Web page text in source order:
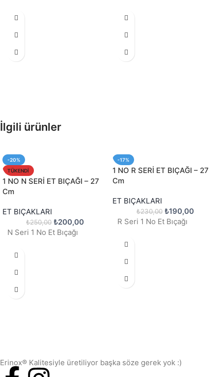
İlgili ürünler
-20%
TÜKENDI
1 NO N SERİ ET BIÇAĞI – 27
Cm
ET BIÇAKLARI
₺250,00 ₺200,00
N Seri 1 No Et Bıçağı
-17%
1 NO R SERİ ET BIÇAĞI – 27
Cm
ET BIÇAKLARI
₺230,00 ₺190,00
R Seri 1 No Et Bıçağı
Erinox® Kalitesiyle üretiliyor başka söze gerek yok :)